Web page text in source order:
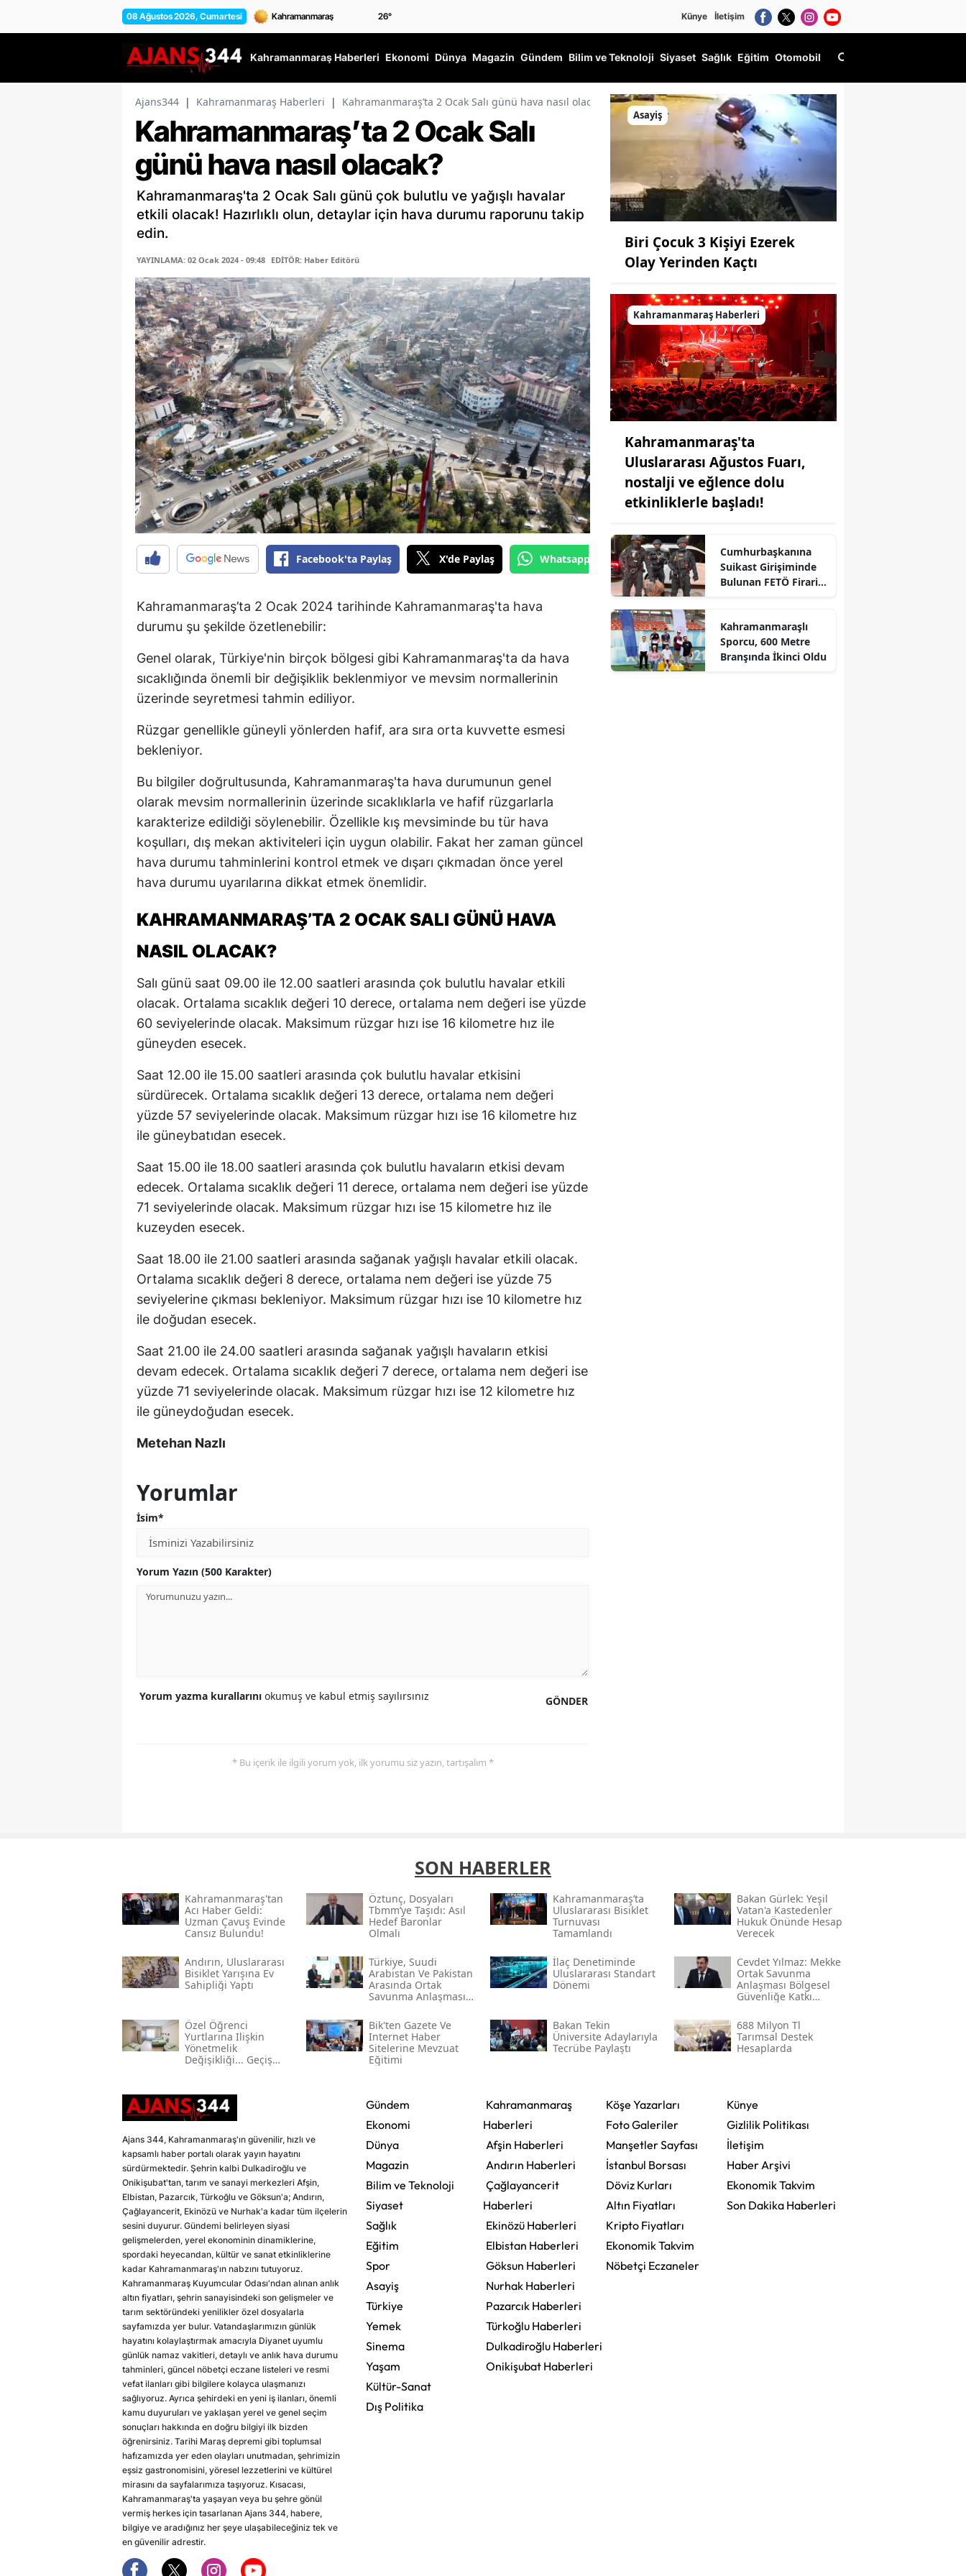
08 Ağustos 2026, Cumartesi 26° Künye İletişim
Kahramanmaraş Haberleri Ekonomi Dünya Magazin Gündem Bilim ve Teknoloji Siyaset Sağlık Eğitim Otomobil
Ajans344 | Kahramanmaraş Haberleri | Kahramanmaraş’ta 2 Ocak Salı günü hava nasıl olacak?
Kahramanmaraş’ta 2 Ocak Salı
günü hava nasıl olacak?
Kahramanmaraş'ta 2 Ocak Salı günü çok bulutlu ve yağışlı havalar
etkili olacak! Hazırlıklı olun, detaylar için hava durumu raporunu takip
edin.
YAYINLAMA: 02 Ocak 2024 - 09:48 EDİTÖR: Haber Editörü
Facebook'ta Paylaş X'de Paylaş Whatsapp'tan Gönder
Kahramanmaraş’ta 2 Ocak 2024 tarihinde Kahramanmaraş'ta hava
durumu şu şekilde özetlenebilir:
Genel olarak, Türkiye'nin birçok bölgesi gibi Kahramanmaraş'ta da hava
sıcaklığında önemli bir değişiklik beklenmiyor ve mevsim normallerinin
üzerinde seyretmesi tahmin ediliyor.
Rüzgar genellikle güneyli yönlerden hafif, ara sıra orta kuvvette esmesi
bekleniyor.
Bu bilgiler doğrultusunda, Kahramanmaraş'ta hava durumunun genel
olarak mevsim normallerinin üzerinde sıcaklıklarla ve hafif rüzgarlarla
karakterize edildiği söylenebilir. Özellikle kış mevsiminde bu tür hava
koşulları, dış mekan aktiviteleri için uygun olabilir. Fakat her zaman güncel
hava durumu tahminlerini kontrol etmek ve dışarı çıkmadan önce yerel
hava durumu uyarılarına dikkat etmek önemlidir.
KAHRAMANMARAŞ’TA 2 OCAK SALI GÜNÜ HAVA
NASIL OLACAK?
Salı günü saat 09.00 ile 12.00 saatleri arasında çok bulutlu havalar etkili
olacak. Ortalama sıcaklık değeri 10 derece, ortalama nem değeri ise yüzde
60 seviyelerinde olacak. Maksimum rüzgar hızı ise 16 kilometre hız ile
güneyden esecek.
Saat 12.00 ile 15.00 saatleri arasında çok bulutlu havalar etkisini
sürdürecek. Ortalama sıcaklık değeri 13 derece, ortalama nem değeri
yüzde 57 seviyelerinde olacak. Maksimum rüzgar hızı ise 16 kilometre hız
ile güneybatıdan esecek.
Saat 15.00 ile 18.00 saatleri arasında çok bulutlu havaların etkisi devam
edecek. Ortalama sıcaklık değeri 11 derece, ortalama nem değeri ise yüzde
71 seviyelerinde olacak. Maksimum rüzgar hızı ise 15 kilometre hız ile
kuzeyden esecek.
Saat 18.00 ile 21.00 saatleri arasında sağanak yağışlı havalar etkili olacak.
Ortalama sıcaklık değeri 8 derece, ortalama nem değeri ise yüzde 75
seviyelerine çıkması bekleniyor. Maksimum rüzgar hızı ise 10 kilometre hız
ile doğudan esecek.
Saat 21.00 ile 24.00 saatleri arasında sağanak yağışlı havaların etkisi
devam edecek. Ortalama sıcaklık değeri 7 derece, ortalama nem değeri ise
yüzde 71 seviyelerinde olacak. Maksimum rüzgar hızı ise 12 kilometre hız
ile güneydoğudan esecek.
Metehan Nazlı
Yorumlar
İsim*
Yorum Yazın (500 Karakter)
GÖNDER
Yorum yazma kurallarını okumuş ve kabul etmiş sayılırsınız
* Bu içerik ile ilgili yorum yok, ilk yorumu siz yazın, tartışalım *
Asayiş
Biri Çocuk 3 Kişiyi Ezerek
Olay Yerinden Kaçtı
Kahramanmaraş Haberleri
Kahramanmaraş'ta
Uluslararası Ağustos Fuarı,
nostalji ve eğlence dolu
etkinliklerle başladı!
Cumhurbaşkanına
Suikast Girişiminde
Bulunan FETÖ Firarisi
Kahramanmaraşlı
Sporcu, 600 Metre
Branşında İkinci Oldu
SON HABERLER
Kahramanmaraş'tan
Acı Haber Geldi:
Uzman Çavuş Evinde
Cansız Bulundu!
Öztunç, Dosyaları
Tbmm’ye Taşıdı: Asıl
Hedef Baronlar
Olmalı
Kahramanmaraş’ta
Uluslararası Bisiklet
Turnuvası
Tamamlandı
Bakan Gürlek: Yeşil
Vatan'a Kastedenler
Hukuk Önünde Hesap
Verecek
Andırın, Uluslararası
Bisiklet Yarışına Ev
Sahipliği Yaptı
Türkiye, Suudi
Arabistan Ve Pakistan
Arasında Ortak
Savunma Anlaşması
İlaç Denetiminde
Uluslararası Standart
Dönemi
Cevdet Yılmaz: Mekke
Ortak Savunma
Anlaşması Bölgesel
Güvenliğe Katkı
Özel Öğrenci
Yurtlarına Ilişkin
Yönetmelik
Değişikliği... Geçiş
Bi̇k'ten Gazete Ve
Internet Haber
Sitelerine Mevzuat
Eğitimi
Bakan Tekin
Üniversite Adaylarıyla
Tecrübe Paylaştı
688 Milyon Tl
Tarımsal Destek
Hesaplarda
Ajans 344, Kahramanmaraş'ın güvenilir, hızlı ve
kapsamlı haber portalı olarak yayın hayatını
sürdürmektedir. Şehrin kalbi Dulkadiroğlu ve
Onikişubat'tan, tarım ve sanayi merkezleri Afşin,
Elbistan, Pazarcık, Türkoğlu ve Göksun'a; Andırın,
Çağlayancerit, Ekinözü ve Nurhak'a kadar tüm ilçelerin
sesini duyurur. Gündemi belirleyen siyasi
gelişmelerden, yerel ekonominin dinamiklerine,
spordaki heyecandan, kültür ve sanat etkinliklerine
kadar Kahramanmaraş'ın nabzını tutuyoruz.
Kahramanmaraş Kuyumcular Odası'ndan alınan anlık
altın fiyatları, şehrin sanayisindeki son gelişmeler ve
tarım sektöründeki yenilikler özel dosyalarla
sayfamızda yer bulur. Vatandaşlarımızın günlük
hayatını kolaylaştırmak amacıyla Diyanet uyumlu
günlük namaz vakitleri, detaylı ve anlık hava durumu
tahminleri, güncel nöbetçi eczane listeleri ve resmi
vefat ilanları gibi bilgilere kolayca ulaşmanızı
sağlıyoruz. Ayrıca şehirdeki en yeni iş ilanları, önemli
kamu duyuruları ve yaklaşan yerel ve genel seçim
sonuçları hakkında en doğru bilgiyi ilk bizden
öğrenirsiniz. Tarihi Maraş depremi gibi toplumsal
hafızamızda yer eden olayları unutmadan, şehrimizin
eşsiz gastronomisini, yöresel lezzetlerini ve kültürel
mirasını da sayfalarımıza taşıyoruz. Kısacası,
Kahramanmaraş'ta yaşayan veya bu şehre gönül
vermiş herkes için tasarlanan Ajans 344, habere,
bilgiye ve aradığınız her şeye ulaşabileceğiniz tek ve
en güvenilir adrestir.
Gündem
Ekonomi
Dünya
Magazin
Bilim ve Teknoloji
Siyaset
Sağlık
Eğitim
Spor
Asayiş
Türkiye
Yemek
Sinema
Yaşam
Kültür-Sanat
Dış Politika
Kahramanmaraş
Haberleri
Afşin Haberleri
Andırın Haberleri
Çağlayancerit
Haberleri
Ekinözü Haberleri
Elbistan Haberleri
Göksun Haberleri
Nurhak Haberleri
Pazarcık Haberleri
Türkoğlu Haberleri
Dulkadiroğlu Haberleri
Onikişubat Haberleri
Köşe Yazarları
Foto Galeriler
Manşetler Sayfası
İstanbul Borsası
Döviz Kurları
Altın Fiyatları
Kripto Fiyatları
Ekonomik Takvim
Nöbetçi Eczaneler
Künye
Gizlilik Politikası
İletişim
Haber Arşivi
Ekonomik Takvim
Son Dakika Haberleri